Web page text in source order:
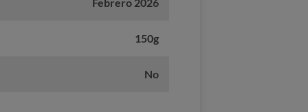
Febrero 2026
150g
No